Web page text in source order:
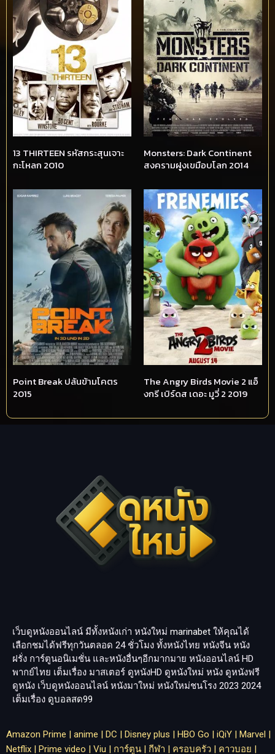
13 THIRTEEN รหัสกระสุนเจาะ
กะโหลก 2010
Monsters: Dark Continent
สงครามฝูงเขมือบโลก 2014
Point Break ปล้นข้ามโคตร
2015
The Angry Birds Movie 2 แอ็
งกรี เบิร์ดส เดอะ มูวี่ 2 2019
เว็บดูหนังออนไลน์ มีทั้งหนังเก่า หนังใหม่ marinabet ให้คุณได้
เลือกชมได้ฟรีทุกวันตลอด 24 ชั่วโมง ทั้งหนังไทย หนังจีน หนัง
ฝรั่ง การ์ตูนอนิเมชั่น และหนังอื่นๆอีกมากมาย หนังออนไลน์ HD
พากย์ไทย เต็มเรื่อง มาสเตอร์ ดูหนังHD ดูหนังใหม่ หนัง ดูหนังฟรี
ดูหนัง เว็บดูหนังออนไลน์ หนังมาใหม่ หนังใหม่ชนโรง 2023 2024
เต็มเรื่อง ดูบอลสด99
Amazon Prime | anime | DC | Disney plus | HBO Go | iQiY | Marvel |
Netflix | Prime video | Viu | การ์ตูน | กีฬา | ครอบครัว | คาวบอย |